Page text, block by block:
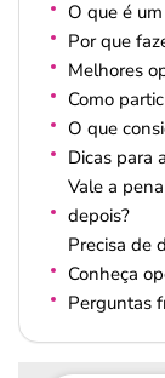
O que é
Por que
Melhores
Como
O que
Dicas para
Vale a
depois?
Precisa de
Conheça
Perguntas